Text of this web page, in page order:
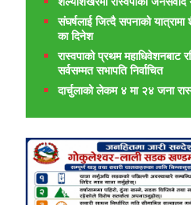
संघर्षलाई जित्दै सपनाको
का दिनेश
रास्वपाको प्रथम महाधिवेशनबाट
सर्वसम्मत सभापति निर्वाचित
दार्चुलाको लेकम ४ मा २४ जना